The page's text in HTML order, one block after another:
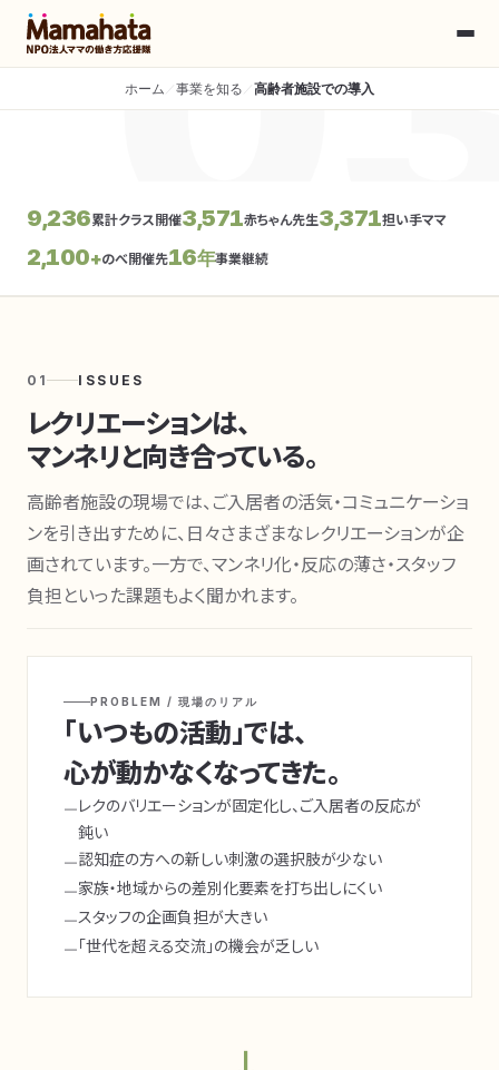
ホーム 事業を知る 高齢者施設での導入
9,236累計クラス開催3,571赤ちゃん先生3,371担い手ママ
2,100+のべ開催先16年事業継続
01 ISSUES
レクリエーションは、
マンネリと向き合っている。
高齢者施設の現場では、ご入居者の活気・コミュニケーショ
ンを引き出すために、日々さまざまなレクリエーションが企
画されています。一方で、マンネリ化・反応の薄さ・スタッフ
負担といった課題もよく聞かれます。
PROBLEM / 現場のリアル
「いつもの活動」では、
心が動かなくなってきた。
レクのバリエーションが固定化し、ご入居者の反応が
鈍い
認知症の方への新しい刺激の選択肢が少ない
家族・地域からの差別化要素を打ち出しにくい
スタッフの企画負担が大きい
「世代を超える交流」の機会が乏しい